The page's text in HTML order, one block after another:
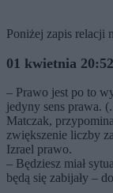
Poniżej zapis relacji
01 kwietnia 20:52
– Prawo jest po to
jedyny sens prawa.
Matczak,
zwiększenie liczby
Izrael prawo.
– Będziesz miał
będą się zabijały –